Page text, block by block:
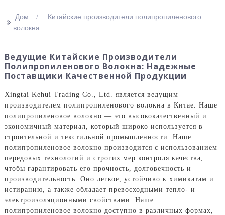
>> Дом
Китайские производители полипропиленового
волокна
Ведущие Китайские Производители
Полипропиленового Волокна: Надежные
Поставщики Качественной Продукции
Xingtai Kehui Trading Co., Ltd. является ведущим
производителем полипропиленового волокна в Китае. Наше
полипропиленовое волокно — это высококачественный и
экономичный материал, который широко используется в
строительной и текстильной промышленности. Наше
полипропиленовое волокно производится с использованием
передовых технологий и строгих мер контроля качества,
чтобы гарантировать его прочность, долговечность и
производительность. Оно легкое, устойчиво к химикатам и
истиранию, а также обладает превосходными тепло- и
электроизоляционными свойствами. Наше
полипропиленовое волокно доступно в различных формах,